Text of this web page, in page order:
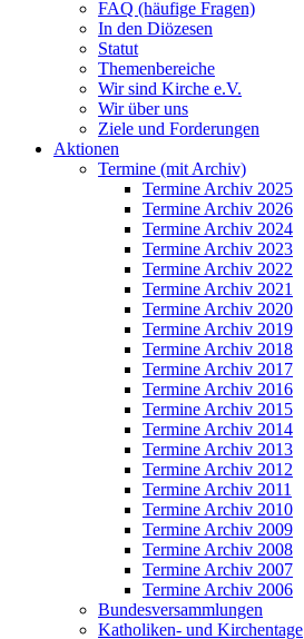
FAQ (häufige Fragen)
In den Diözesen
Statut
Themenbereiche
Wir sind Kirche e.V.
Wir über uns
Ziele und Forderungen
Aktionen
Termine (mit Archiv)
Termine Archiv 2025
Termine Archiv 2026
Termine Archiv 2024
Termine Archiv 2023
Termine Archiv 2022
Termine Archiv 2021
Termine Archiv 2020
Termine Archiv 2019
Termine Archiv 2018
Termine Archiv 2017
Termine Archiv 2016
Termine Archiv 2015
Termine Archiv 2014
Termine Archiv 2013
Termine Archiv 2012
Termine Archiv 2011
Termine Archiv 2010
Termine Archiv 2009
Termine Archiv 2008
Termine Archiv 2007
Termine Archiv 2006
Bundesversammlungen
Katholiken- und Kirchentage